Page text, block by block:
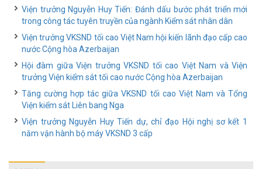
Viện trưởng Nguyễn Huy Tiến: Đánh dấu bước phát triển mới
trong công tác tuyên truyền của ngành Kiểm sát nhân dân
Viện trưởng VKSND tối cao Việt Nam hội kiến lãnh đạo cấp cao
nước Cộng hòa Azerbaijan
Hội đàm giữa Viện trưởng VKSND tối cao Việt Nam và Viện
trưởng Viện kiểm sát tối cao nước Cộng hòa Azerbaijan
Tăng cường hợp tác giữa VKSND tối cao Việt Nam và Tổng
Viện kiểm sát Liên bang Nga
Viện trưởng Nguyễn Huy Tiến dự, chỉ đạo Hội nghị sơ kết 1
năm vận hành bộ máy VKSND 3 cấp